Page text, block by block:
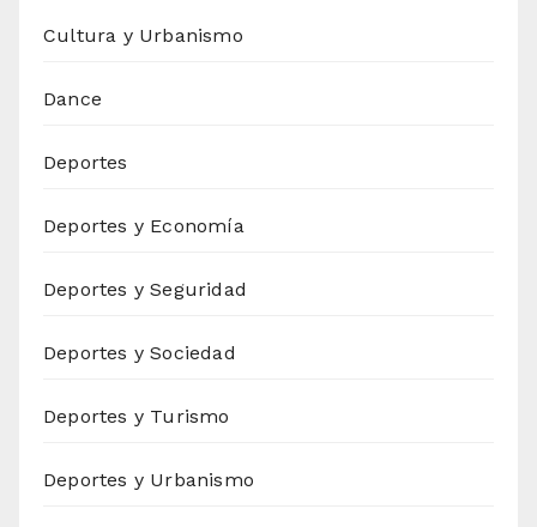
Cultura y Urbanismo
Dance
Deportes
Deportes y Economía
Deportes y Seguridad
Deportes y Sociedad
Deportes y Turismo
Deportes y Urbanismo